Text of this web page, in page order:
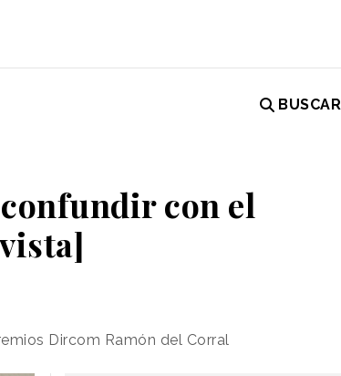
BUSCAR
con el
Dircom Ramón del Corral